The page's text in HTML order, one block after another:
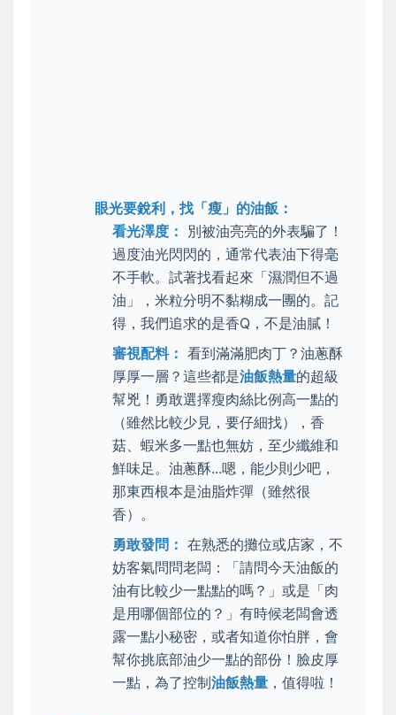
眼光要銳利，找「瘦」的油飯：
看光澤度：
別被油亮亮的外表騙了！
過度油光閃閃的，通常代表油下得毫
不手軟。試著找看起來「濕潤但不過
油」，米粒分明不黏糊成一團的。記
得，我們追求的是香Q，不是油膩！
審視配料： 看到滿滿肥肉丁？油蔥酥
厚厚一層？這些都是油飯熱量的超級
幫兇！勇敢選擇瘦肉絲比例高一點的
（雖然比較少見，要仔細找），香
菇、蝦米多一點也無妨，至少纖維和
鮮味足。油蔥酥...嗯，能少則少吧，
那東西根本是油脂炸彈（雖然很
香）。
勇敢發問： 在熟悉的攤位或店家，不
妨客氣問問老闆：「請問今天油飯的
油有比較少一點點的嗎？」或是「肉
是用哪個部位的？」有時候老闆會透
露一點小秘密，或者知道你怕胖，會
幫你挑底部油少一點的部份！臉皮厚
一點，為了控制油飯熱量 ，值得啦！